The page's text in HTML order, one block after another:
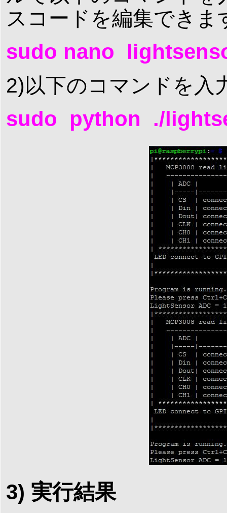
スコードを編集できま
sudo nano
2)以下のコマンドを入
sudo python ./
3) 実行結果